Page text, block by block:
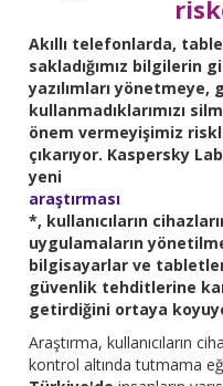
Akıllı telefonlarda,
sakladığımız bilgilerin
yazılımları yönetmeye,
kullanmadıklarımızı
önem vermeyişimiz
çıkarıyor. Kaspersky
yeni
araştırması
*, kullanıcıların
uygulamaların
bilgisayarlar ve
güvenlik tehditlerine
getirdiğini ortaya
Araştırma, kullanıcıların
kontrol altında tutmama